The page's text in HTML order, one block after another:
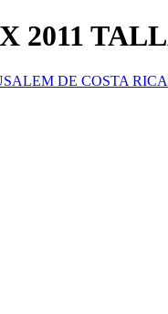
2011
DE COSTA RICA